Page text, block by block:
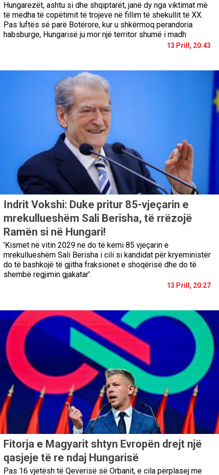
Hungarezët, ashtu si dhe shqiptarët, janë dy nga viktimat më
të mëdha të copëtimit të trojeve në fillim të shekullit të XX.
Pas luftës së parë Botërore, kur u shkërmoq perandoria
habsburge, Hungarisë ju mor një territor shumë i madh
13 Prill, 20:43
Indrit Vokshi: Duke pritur 85-vjeçarin e
mrekullueshëm Sali Berisha, të rrëzojë
Ramën si në Hungari!
'Kismet në vitin 2029 ne do të kemi 85 vjeçarin e
mrekullueshëm Sali Berisha i cili si kandidat për kryeministër
do të bashkojë të gjitha fraksionet e shoqërisë dhe do të
shembë regjimin gjakatar'.
13 Prill, 20:27
Fitorja e Magyarit shtyn Evropën drejt një
qasjeje të re ndaj Hungarisë
Pas 16 vjetësh të Qeverisë së Orbanit, e cila përplasej me